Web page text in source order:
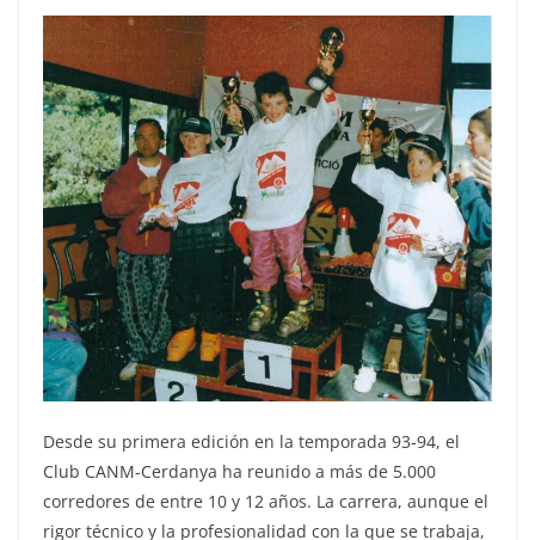
Desde su primera edición en la temporada 93-94, el
Club CANM-Cerdanya ha reunido a más de 5.000
corredores de entre 10 y 12 años. La carrera, aunque el
rigor técnico y la profesionalidad con la que se trabaja,